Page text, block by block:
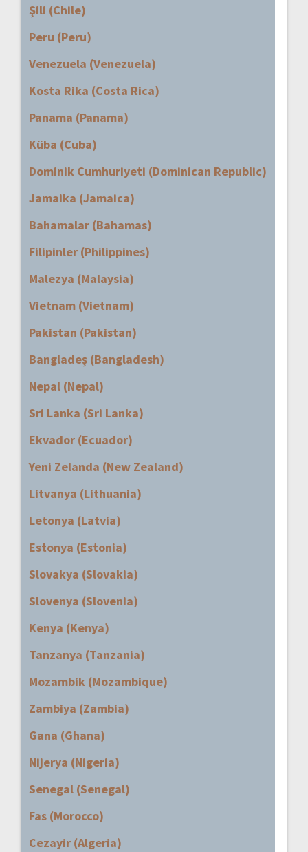
Şili (Chile)
Peru (Peru)
Venezuela (Venezuela)
Kosta Rika (Costa Rica)
Panama (Panama)
Küba (Cuba)
Dominik Cumhuriyeti (Dominican Republic)
Jamaika (Jamaica)
Bahamalar (Bahamas)
Filipinler (Philippines)
Malezya (Malaysia)
Vietnam (Vietnam)
Pakistan (Pakistan)
Bangladeş (Bangladesh)
Nepal (Nepal)
Sri Lanka (Sri Lanka)
Ekvador (Ecuador)
Yeni Zelanda (New Zealand)
Litvanya (Lithuania)
Letonya (Latvia)
Estonya (Estonia)
Slovakya (Slovakia)
Slovenya (Slovenia)
Kenya (Kenya)
Tanzanya (Tanzania)
Mozambik (Mozambique)
Zambiya (Zambia)
Gana (Ghana)
Nijerya (Nigeria)
Senegal (Senegal)
Fas (Morocco)
Cezayir (Algeria)